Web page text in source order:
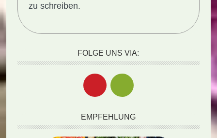
zu schreiben.
FOLGE UNS VIA:
EMPFEHLUNG